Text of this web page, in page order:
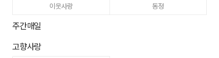
이웃사랑
동정
주간매일
고향사랑